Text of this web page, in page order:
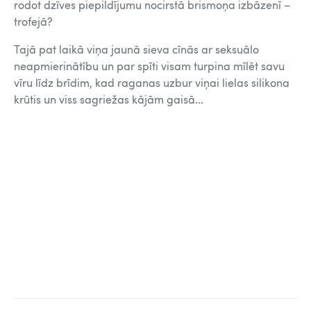
rodot dzīves piepildījumu nocirstā brismoņa izbāzenī –
trofejā?
Tajā pat laikā viņa jaunā sieva cīnās ar seksuālo
neapmierinātību un par spīti visam turpina mīlēt savu
vīru līdz brīdim, kad raganas uzbur viņai lielas silikona
krūtis un viss sagriežas kājām gaisā...